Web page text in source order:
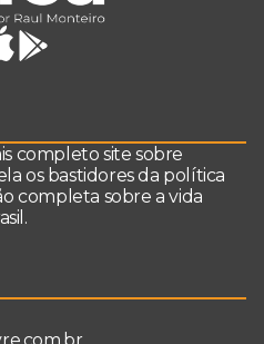
completo site sobre
os bastidores da política
completa sobre a vida